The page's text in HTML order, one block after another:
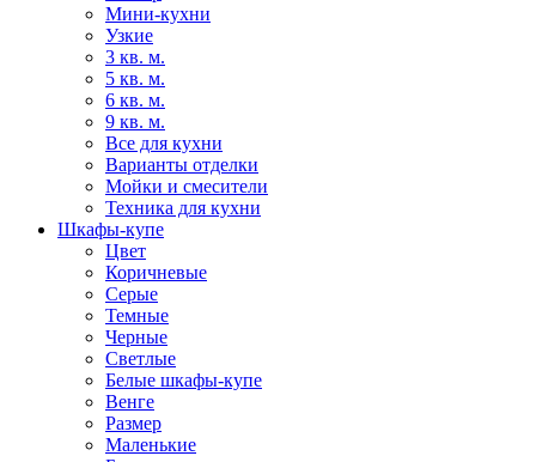
Мини-кухни
Узкие
3 кв. м.
5 кв. м.
6 кв. м.
9 кв. м.
Все для кухни
Варианты отделки
Мойки и смесители
Техника для кухни
Шкафы-купе
Цвет
Коричневые
Серые
Темные
Черные
Светлые
Белые шкафы-купе
Венге
Размер
Маленькие